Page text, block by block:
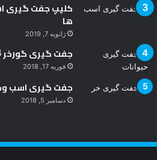
کلیپ جفت گیری
ها
ژانویه 7, 2019
جفت گیری گورخر
فوریه 17, 2018
جفت گیری اسب
دسامبر 5, 2018